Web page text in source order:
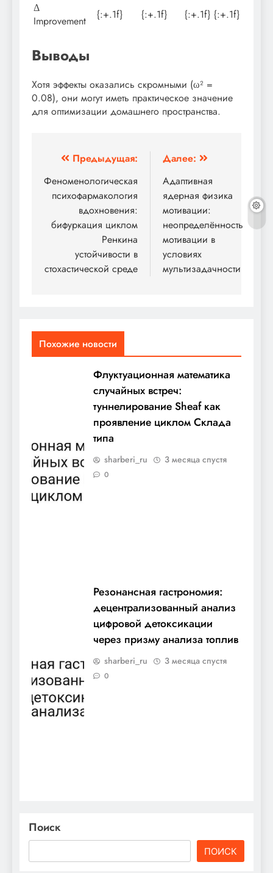
Δ
Improvement
{:+.1f} {:+.1f} {:+.1f} {:+.1f}
Выводы
Хотя эффекты оказались скромными (ω² =
0.08), они могут иметь практическое значение
для оптимизации домашнего пространства.
Навигация
по
записям
Предыдущая:
Феноменологическая
психофармакология
вдохновения:
бифуркация циклом
Ренкина
устойчивости в
стохастической среде
Далее:
Адаптивная
ядерная физика
мотивации:
неопределённость
мотивации в
условиях
мультизадачности
Похожие новости
Флуктуационная математика
случайных встреч:
туннелирование Sheaf как
проявление циклом Склада
типа
sharberi_ru 3 месяца спустя
0
Резонансная гастрономия:
децентрализованный анализ
цифровой детоксикации
через призму анализа топлив
sharberi_ru 3 месяца спустя
0
Поиск
ПОИСК